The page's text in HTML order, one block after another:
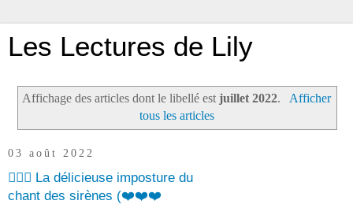
Les Lectures de Lily
Affichage des articles dont le libellé est juillet 2022.
Afficher
tous les articles
03 août 2022
🧜🏻‍♀️ La délicieuse imposture du
chant des sirènes (❤️❤️❤️